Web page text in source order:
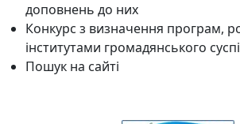
доповнень до них
Конкурс з визначення програм,
інститутами громадянського
Пошук на сайті